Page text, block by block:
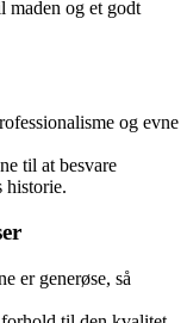
maden og et godt
og evne
til at besvare
historie.
er generøse, så